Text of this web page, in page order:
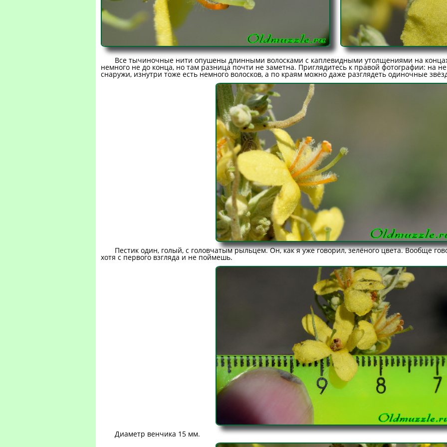
Все тычиночные нити опушены длинными волосками с каплевидными утолщениями на
немного не до конца, но там разница почти не заметна. Приглядитесь к правой фотографии: на
снаружи, изнутри тоже есть немного волосков, а по краям можно даже разглядеть одиночные
Пестик один, голый, с головчатым рыльцем. Он, как я уже говорил, зелёного цвета. Вообще
хотя с первого взгляда и не поймешь.
Диаметр венчика 15 мм.